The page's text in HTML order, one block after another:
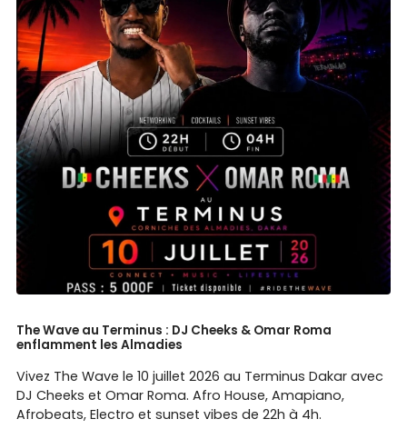
The Wave au Terminus : DJ Cheeks & Omar Roma
enflamment les Almadies
Vivez The Wave le 10 juillet 2026 au Terminus Dakar avec
DJ Cheeks et Omar Roma. Afro House, Amapiano,
Afrobeats, Electro et sunset vibes de 22h à 4h.